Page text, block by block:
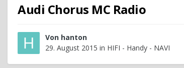
Audi Chorus MC Radio
Von hanton
29. August 2015 in HIFI - Handy - NAVI